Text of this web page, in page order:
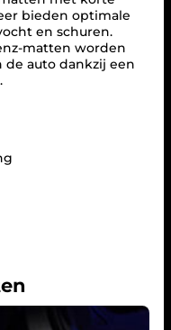
bieden optimale
en schuren.
matten worden
auto dankzij een